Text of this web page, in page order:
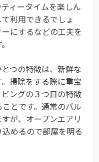
ィータイムを楽しん
利用できるでしょ
にするなどの工夫を
つの特徴は、新鮮な
掃除をする際に重宝
ングの３つ目の特徴
とです。通常のバル
が、オープンエアリ
めるので部屋を明る